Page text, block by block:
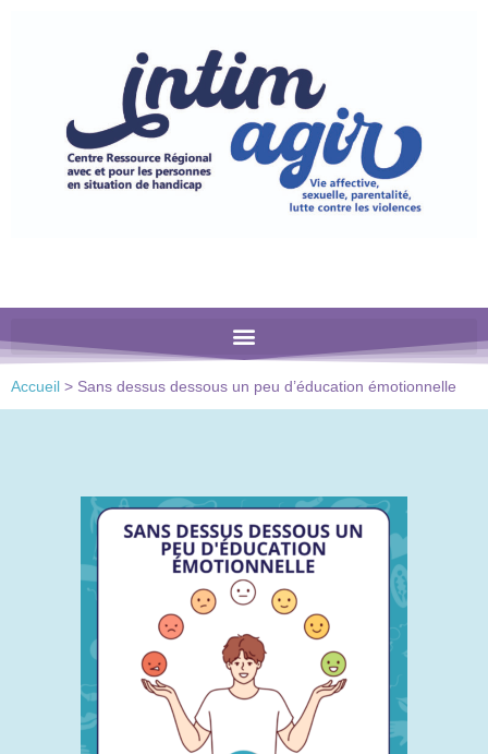
comprend
Accueil > Sans dessus dessous un peu d’éducation émotionnelle